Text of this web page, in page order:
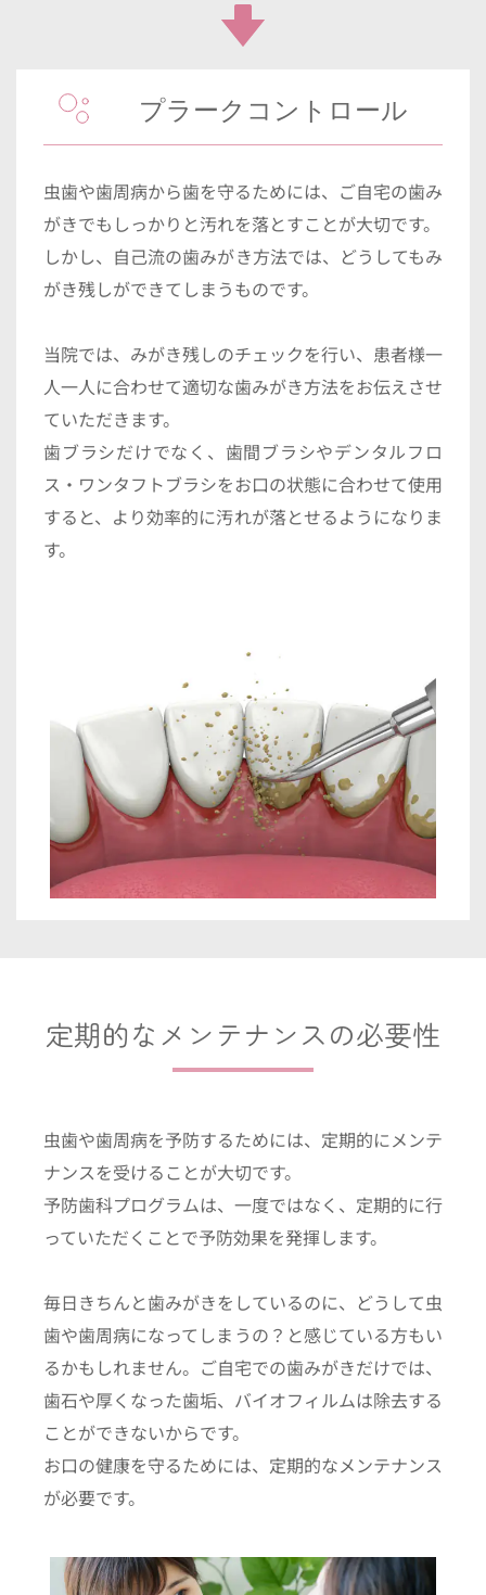
プラークコントロール
虫歯や歯周病から歯を守るためには、ご自宅の歯み
がきでもしっかりと汚れを落とすことが大切です。
しかし、自己流の歯みがき方法では、どうしてもみ
がき残しができてしまうものです。
当院では、みがき残しのチェックを行い、患者様一
人一人に合わせて適切な歯みがき方法をお伝えさせ
ていただきます。
歯ブラシだけでなく、歯間ブラシやデンタルフロ
ス・ワンタフトブラシをお口の状態に合わせて使用
すると、より効率的に汚れが落とせるようになりま
す。
定期的なメンテナンスの必要性
虫歯や歯周病を予防するためには、定期的にメンテ
ナンスを受けることが大切です。
予防歯科プログラムは、一度ではなく、定期的に行
っていただくことで予防効果を発揮します。
毎日きちんと歯みがきをしているのに、どうして虫
歯や歯周病になってしまうの？と感じている方もい
るかもしれません。ご自宅での歯みがきだけでは、
歯石や厚くなった歯垢、バイオフィルムは除去する
ことができないからです。
お口の健康を守るためには、定期的なメンテナンス
が必要です。